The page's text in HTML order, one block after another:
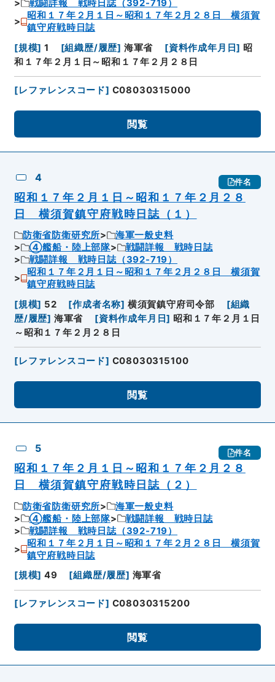
戦闘詳報 戦時日誌（392-719）
昭和１７年２月１日～昭和１７年２月２８日 横須賀
鎮守府戦時日誌
[規模] 1 [組織歴/履歴] 海軍省 [資料作成年月日] 昭
和１７年２月１日～昭和１７年２月２８日
[レファレンスコード] C08030315000
閲覧
4 件名
昭和１７年２月１日～昭和１７年２月２８
日 横須賀鎮守府戦時日誌（１）
防衛省防衛研究所
海軍一般史料
④艦船・陸上部隊
戦闘詳報 戦時日誌
戦闘詳報 戦時日誌（392-719）
昭和１７年２月１日～昭和１７年２月２８日 横須賀
鎮守府戦時日誌
[規模] 52 [作成者名称] 横須賀鎮守府司令部 [組織
歴/履歴] 海軍省 [資料作成年月日] 昭和１７年２月１日
～昭和１７年２月２８日
[レファレンスコード] C08030315100
閲覧
5 件名
昭和１７年２月１日～昭和１７年２月２８
日 横須賀鎮守府戦時日誌（２）
防衛省防衛研究所
海軍一般史料
④艦船・陸上部隊
戦闘詳報 戦時日誌
戦闘詳報 戦時日誌（392-719）
昭和１７年２月１日～昭和１７年２月２８日 横須賀
鎮守府戦時日誌
[規模] 49 [組織歴/履歴] 海軍省
[レファレンスコード] C08030315200
閲覧